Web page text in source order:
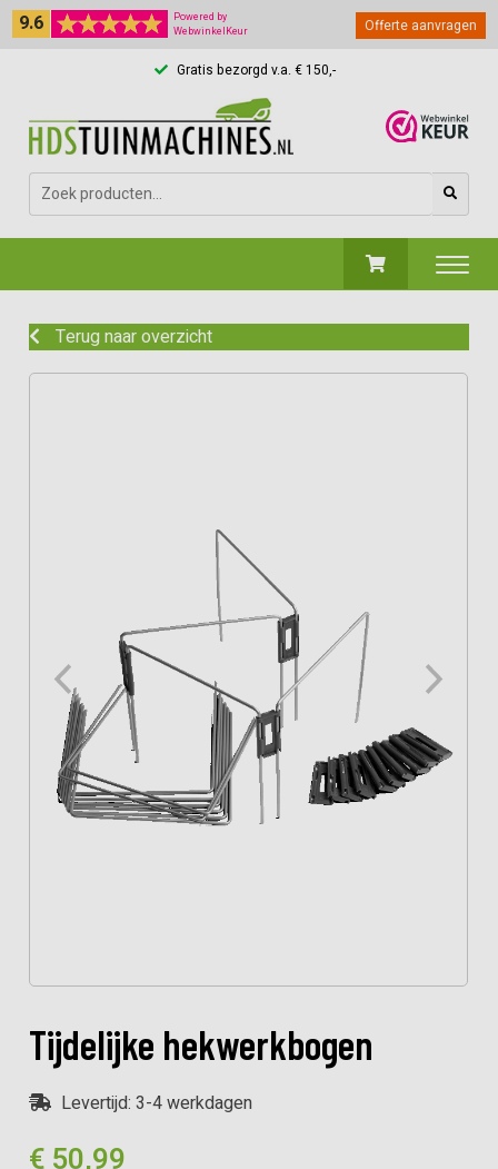
Gratis bezorgd v.a. € 150,-
9.6
Powered by
WebwinkelKeur
Offerte aanvragen
Zoeken
naar:
Terug naar overzicht
Tijdelijke hekwerkbogen
Levertijd: 3-4 werkdagen
€ 50,99